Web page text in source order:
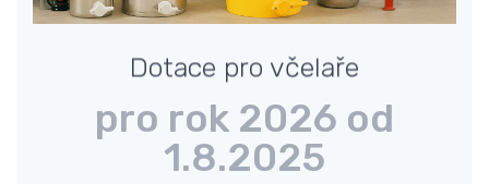
Dotace pro včelaře
pro rok 2026 od
1.8.2025